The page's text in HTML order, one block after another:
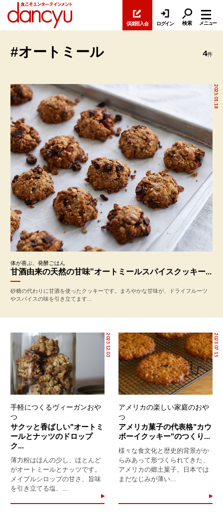
倶楽部入会 ログイン 検索 メニュー
#オートミール 4件
2025.01.18
体が喜ぶ、発酵ごはん
甘酒由来の天然の甘味"オートミールスパイスクッキー...
砂糖の代わりに甘酒を使ったクッキーです。まろやかな甘味が、ドライフルーツ
やスパイスの味を引き立てます...
2023.12.03
手軽につくるヴィーガンおや
つ
サクッと香ばしい"オートミ
ールとナッツのドロップ
ク...
薄力粉はほんの少し、ほとんど
がオートミールとナッツです。
メイプルシロップの甘さ、旨味
を引き立てる塩、...
2023.07.15
アメリカの楽しい家庭のおや
つ
アメリカ菓子の代表格"カウ
ボーイクッキー"のつくり...
様々な食文化と歴史的背景がか
らみあって形づくられてきた、
アメリカの郷土菓子。日本では
まだなじみが薄い...